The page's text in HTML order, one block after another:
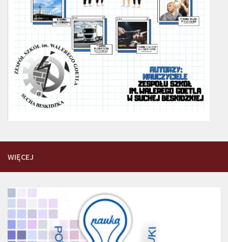
WIĘCEJ